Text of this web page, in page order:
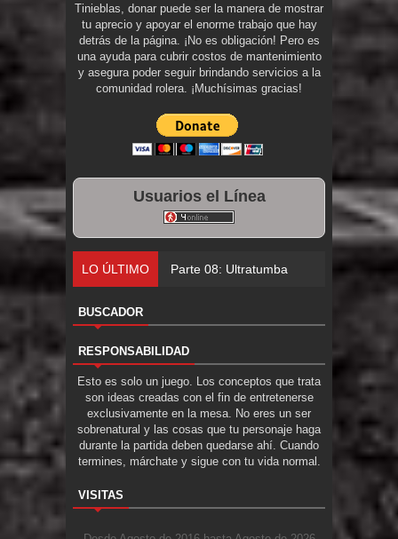
Tinieblas, donar puede ser la manera de mostrar
tu aprecio y apoyar el enorme trabajo que hay
detrás de la página. ¡No es obligación! Pero es
una ayuda para cubrir costos de mantenimiento
y asegura poder seguir brindando servicios a la
comunidad rolera. ¡Muchísimas gracias!
Usuarios el Línea
LO ÚLTIMO Parte 07: Asuntos que Resolver
BUSCADOR
RESPONSABILIDAD
Esto es solo un juego. Los conceptos que trata
son ideas creadas con el fin de entretenerse
exclusivamente en la mesa. No eres un ser
sobrenatural y las cosas que tu personaje haga
durante la partida deben quedarse ahí. Cuando
termines, márchate y sigue con tu vida normal.
VISITAS